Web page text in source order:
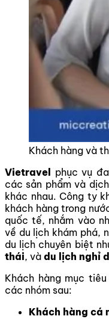
Khách hàng và
Vietravel
phục vụ
các sản phẩm và
khác nhau. Công ty
khách hàng trong
quốc tế, nhắm vào
về du lịch khám phá,
du lịch chuyên biệt
thái, và du lịch nghỉ
Khách hàng mục
các nhóm sau:
Khách hàng cá